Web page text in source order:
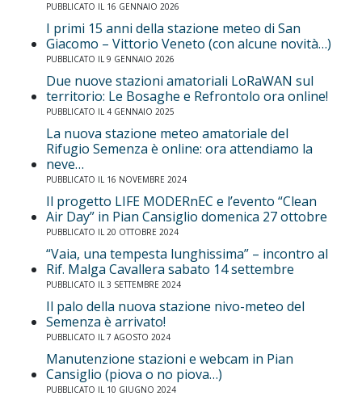
PUBBLICATO IL 16 GENNAIO 2026
I primi 15 anni della stazione meteo di San
Giacomo – Vittorio Veneto (con alcune novità…)
PUBBLICATO IL 9 GENNAIO 2026
Due nuove stazioni amatoriali LoRaWAN sul
territorio: Le Bosaghe e Refrontolo ora online!
PUBBLICATO IL 4 GENNAIO 2025
La nuova stazione meteo amatoriale del
Rifugio Semenza è online: ora attendiamo la
neve…
PUBBLICATO IL 16 NOVEMBRE 2024
Il progetto LIFE MODERnEC e l’evento “Clean
Air Day” in Pian Cansiglio domenica 27 ottobre
PUBBLICATO IL 20 OTTOBRE 2024
“Vaia, una tempesta lunghissima” – incontro al
Rif. Malga Cavallera sabato 14 settembre
PUBBLICATO IL 3 SETTEMBRE 2024
Il palo della nuova stazione nivo-meteo del
Semenza è arrivato!
PUBBLICATO IL 7 AGOSTO 2024
Manutenzione stazioni e webcam in Pian
Cansiglio (piova o no piova…)
PUBBLICATO IL 10 GIUGNO 2024